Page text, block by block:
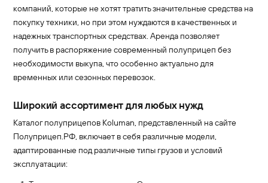
компаний, которые не хотят тратить значительные средства на
покупку техники, но при этом нуждаются в качественных и
надежных транспортных средствах. Аренда позволяет
получить в распоряжение современный полуприцеп без
необходимости выкупа, что особенно актуально для
временных или сезонных перевозок.
Широкий ассортимент для любых нужд
Каталог полуприцепов Koluman, представленный на сайте
Полуприцеп.РФ, включает в себя различные модели,
адаптированные под различные типы грузов и условий
эксплуатации: